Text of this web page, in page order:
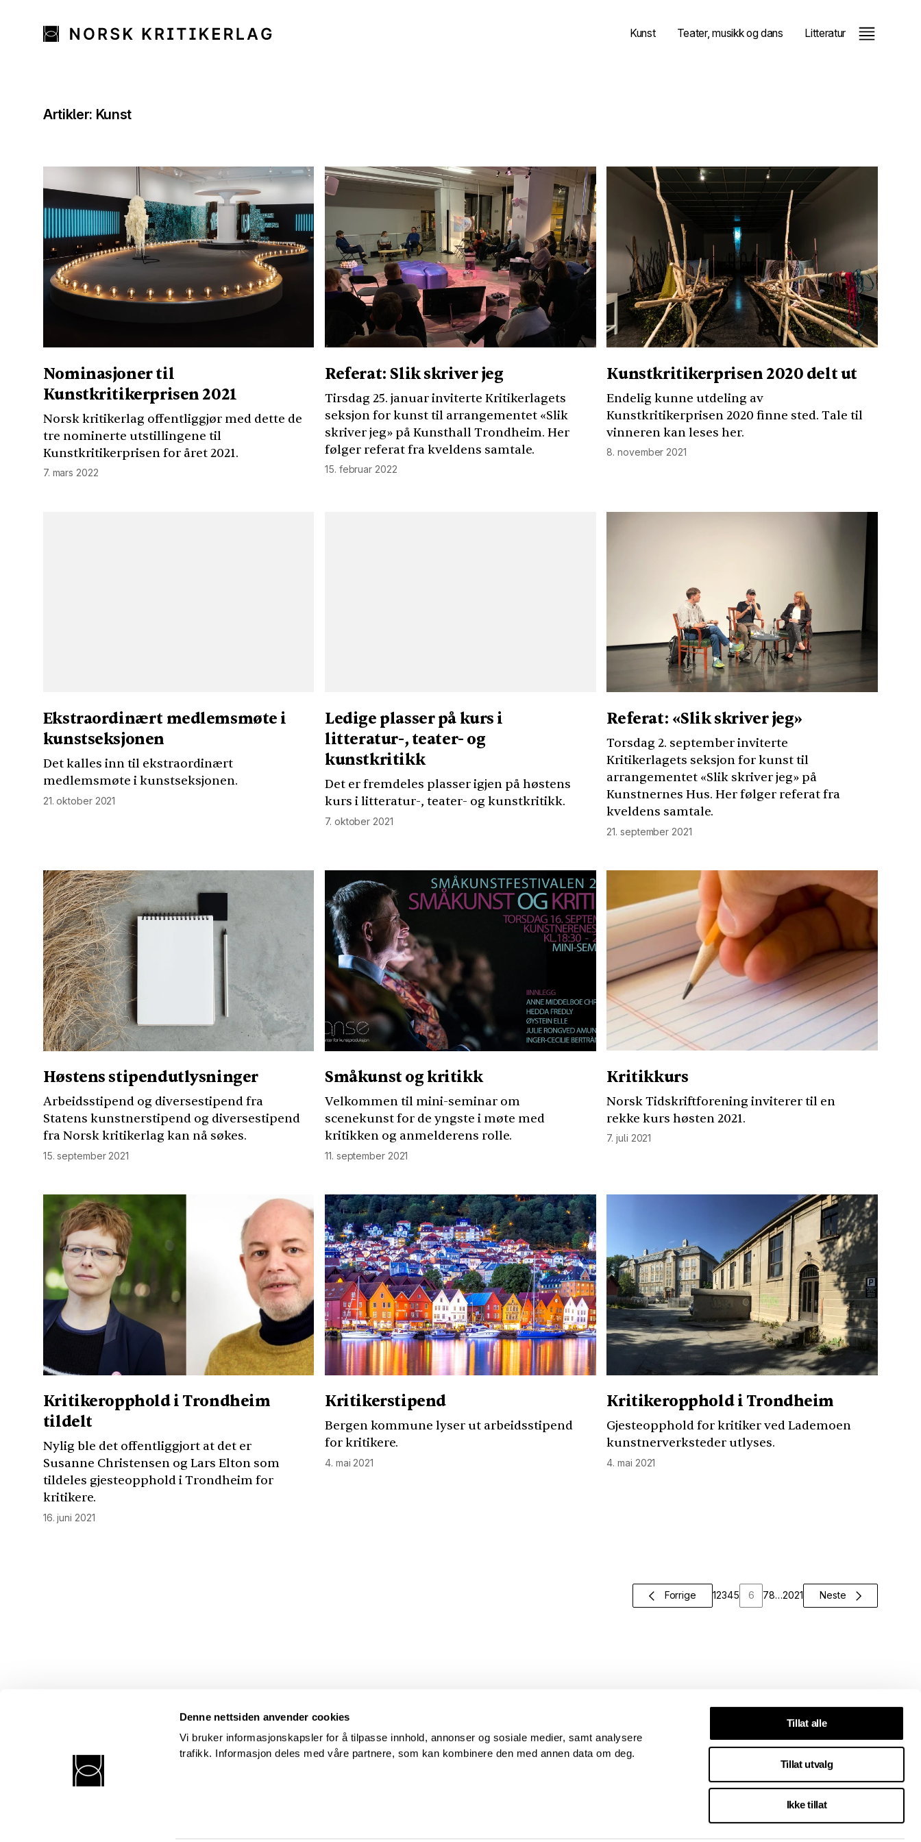
Denne nettsiden anvender cookies
Vi bruker informasjonskapsler for å tilpasse innhold, annonser og sosiale medier, samt analysere
trafikk. Informasjon deles med våre partnere, som kan kombinere den med annen data om deg.
Tillat alle
Tillat utvalg
Ikke tillat
Kunst Teater, musikk og dans Litteratur
Artikler: Kunst
Nominasjoner til
Kunstkritikerprisen 2021
Norsk kritikerlag offentliggjør med dette de
tre nominerte utstillingene til
Kunstkritikerprisen for året 2021.
7. mars 2022
Referat: Slik skriver jeg
Tirsdag 25. januar inviterte Kritikerlagets
seksjon for kunst til arrangementet «Slik
skriver jeg» på Kunsthall Trondheim. Her
følger referat fra kveldens samtale.
15. februar 2022
Kunstkritikerprisen 2020 delt ut
Endelig kunne utdeling av
Kunstkritikerprisen 2020 finne sted. Tale til
vinneren kan leses her.
8. november 2021
Ekstraordinært medlemsmøte i
kunstseksjonen
Det kalles inn til ekstraordinært
medlemsmøte i kunstseksjonen.
21. oktober 2021
Ledige plasser på kurs i
litteratur-, teater- og
kunstkritikk
Det er fremdeles plasser igjen på høstens
kurs i litteratur-, teater- og kunstkritikk.
7. oktober 2021
Referat: «Slik skriver jeg»
Torsdag 2. september inviterte
Kritikerlagets seksjon for kunst til
arrangementet «Slik skriver jeg» på
Kunstnernes Hus. Her følger referat fra
kveldens samtale.
21. september 2021
Høstens stipendutlysninger
Arbeidsstipend og diversestipend fra
Statens kunstnerstipend og diversestipend
fra Norsk kritikerlag kan nå søkes.
15. september 2021
Småkunst og kritikk
Velkommen til mini-seminar om
scenekunst for de yngste i møte med
kritikken og anmelderens rolle.
11. september 2021
Kritikkurs
Norsk Tidskriftforening inviterer til en
rekke kurs høsten 2021.
7. juli 2021
Kritikeropphold i Trondheim
tildelt
Nylig ble det offentliggjort at det er
Susanne Christensen og Lars Elton som
tildeles gjesteopphold i Trondheim for
kritikere.
16. juni 2021
Kritikerstipend
Bergen kommune lyser ut arbeidsstipend
for kritikere.
4. mai 2021
Kritikeropphold i Trondheim
Gjesteopphold for kritiker ved Lademoen
kunstnerverksteder utlyses.
4. mai 2021
Forrige 12345 6 78…2021 Neste
Norsk kritikerlag
Postadresse: Postboks 352 Sentrum, 0101 Oslo
Besøksadresse: Kronprinsens gt. 17, 6. etasje, 0251 Oslo